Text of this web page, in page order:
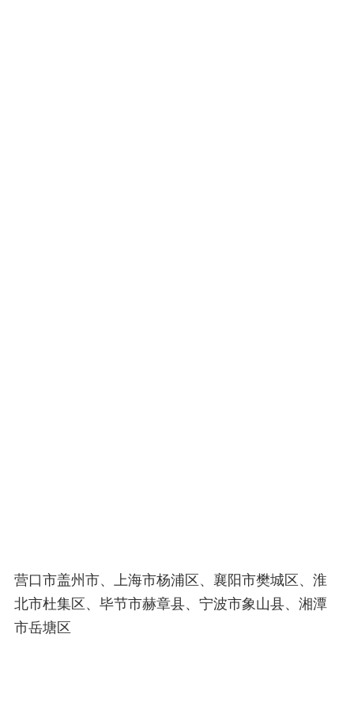
营口市盖州市、上海市杨浦区、襄阳市樊城区、淮
北市杜集区、毕节市赫章县、宁波市象山县、湘潭
市岳塘区